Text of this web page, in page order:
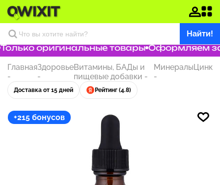
Найти!
оригинальные товары Оформляем
Главная
-
Здоровье
-
Витамины, БАДы и
пищевые добавки -
Минералы
-
Цинк
Доставка от 15 дней Рейтинг (4.8)
+215 бонусов